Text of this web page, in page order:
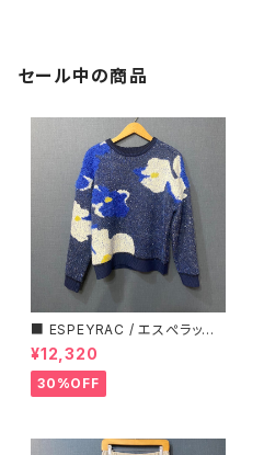
セール中の商品
■ ESPEYRAC / エスぺラック
■ フラワーモチーフニット■YE
LLOW & NAVY■ 超カワイイ！
¥12,320
30%OFF